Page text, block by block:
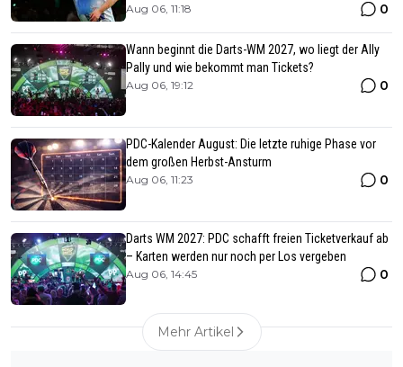
Aug 06, 11:18 0
Wann beginnt die Darts-WM 2027, wo liegt der Ally
Pally und wie bekommt man Tickets?
Aug 06, 19:12 0
PDC-Kalender August: Die letzte ruhige Phase vor
dem großen Herbst-Ansturm
Aug 06, 11:23 0
Darts WM 2027: PDC schafft freien Ticketverkauf ab
– Karten werden nur noch per Los vergeben
Aug 06, 14:45 0
Mehr Artikel